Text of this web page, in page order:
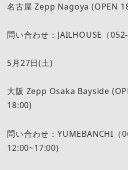
名古屋 Zepp Nagoya (OPEN
問い合わせ：JAILHOUSE（
5月27日(土)
大阪 Zepp Osaka Bayside
18:00)
問い合わせ：YUMEBANCHI（
12:00~17:00)